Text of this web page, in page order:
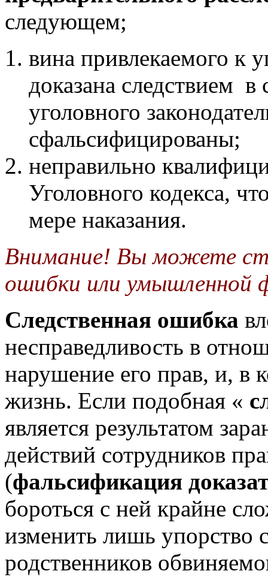
следующем;
вина привлекаемого к
доказана следствием
уголовного
сфальсифицированы;
неправильно
Уголовного кодекса,
мере наказания.
Внимание! Вы можете
ошибки или умышленной
Следственная ошибка
несправедливость в
нарушение его прав, и, в
жизнь. Если подобная «
является результатом
действий сотрудников
(фальсификация
бороться с ней крайне
изменить лишь упорство
родственников